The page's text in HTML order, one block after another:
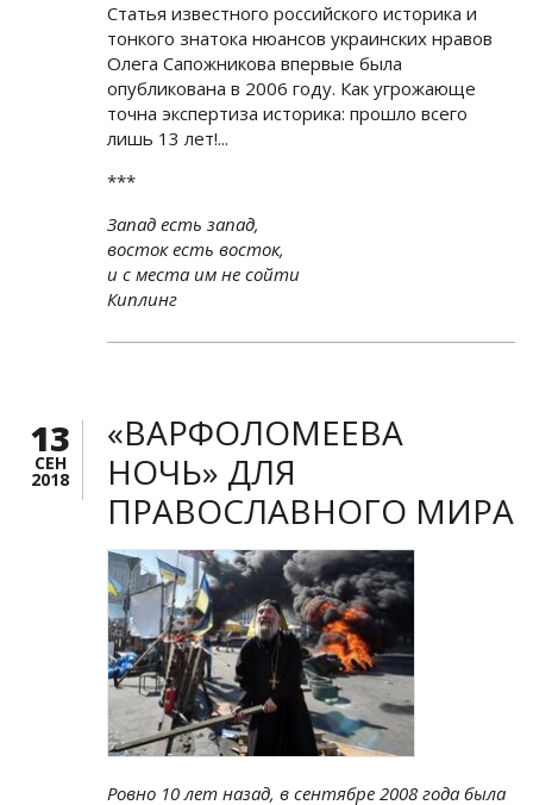
Статья известного российского историка и
тонкого знатока нюансов украинских нравов
Олега Сапожникова впервые была
опубликована в 2006 году. Как угрожающе
точна экспертиза историка: прошло всего
лишь 13 лет!...
***
Запад есть запад,
восток есть восток,
и с места им не сойти
Киплинг
13
СЕН
2018
«ВАРФОЛОМЕЕВА
НОЧЬ» ДЛЯ
ПРАВОСЛАВНОГО МИРА
Ровно 10 лет назад, в сентябре 2008 года была